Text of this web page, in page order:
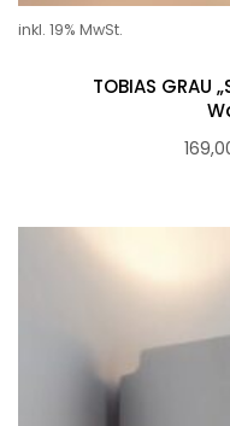
inkl. 19% MwSt.
TOBIAS